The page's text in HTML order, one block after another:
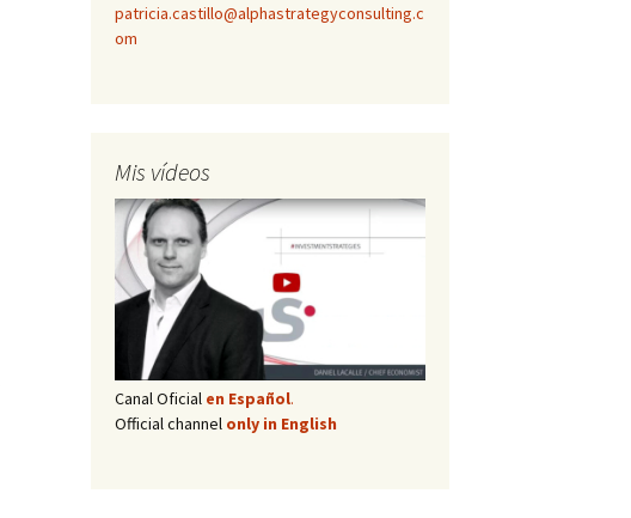
patricia.castillo@alphastrategyconsulting.c
om
Mis vídeos
Canal Oficial en Español.
Official channel only in English